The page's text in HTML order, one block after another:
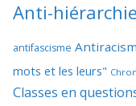
Anti-hiérarchie
antifascisme
mots et les leurs"
Classes en